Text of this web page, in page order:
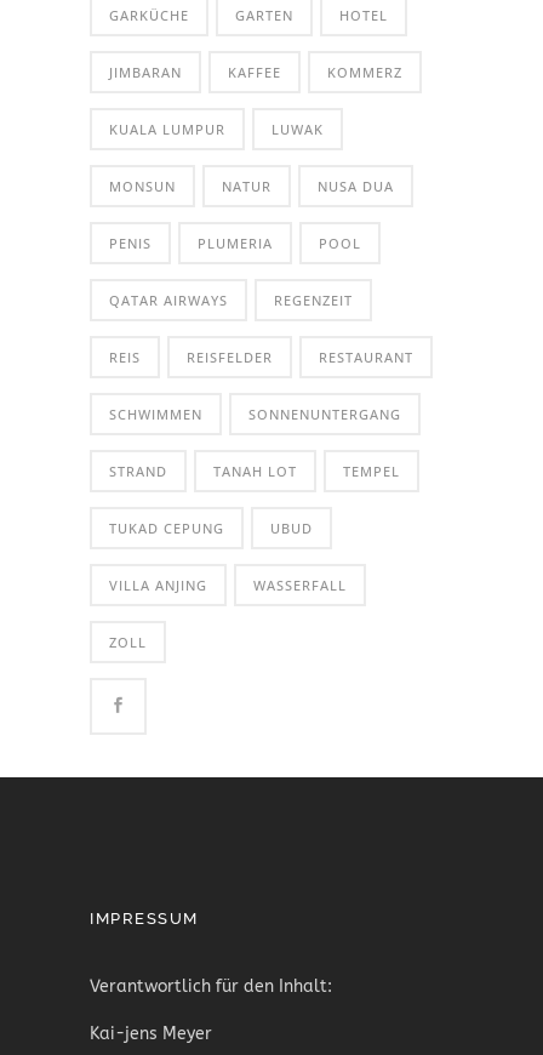
GARKÜCHE GARTEN HOTEL
JIMBARAN KAFFEE KOMMERZ
KUALA LUMPUR LUWAK
MONSUN NATUR NUSA DUA
PENIS PLUMERIA POOL
QATAR AIRWAYS REGENZEIT
REIS REISFELDER RESTAURANT
SCHWIMMEN SONNENUNTERGANG
STRAND TANAH LOT TEMPEL
TUKAD CEPUNG UBUD
VILLA ANJING WASSERFALL
ZOLL
IMPRESSUM
Verantwortlich für den Inhalt:
Kai-jens Meyer